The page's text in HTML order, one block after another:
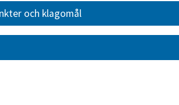
och klagomål